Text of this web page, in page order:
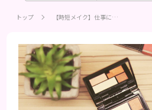
トップ 【時短メイク】仕事に…